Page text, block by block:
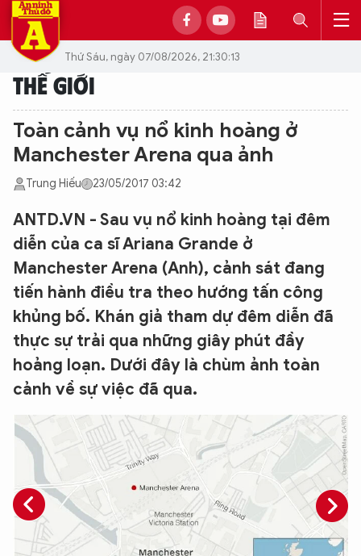
Thứ Sáu, ngày 07/08/2026, 21:30:13
THẾ GIỚI
Toàn cảnh vụ nổ kinh hoàng ở
Manchester Arena qua ảnh
Trung Hiếu 23/05/2017 03:42
ANTD.VN - Sau vụ nổ kinh hoàng tại đêm
diễn của ca sĩ Ariana Grande ở
Manchester Arena (Anh), cảnh sát đang
tiến hành điều tra theo hướng tấn công
khủng bố. Khán giả tham dự đêm diễn đã
thực sự trải qua những giây phút đầy
hoảng loạn. Dưới đây là chùm ảnh toàn
cảnh về sự việc đã qua.